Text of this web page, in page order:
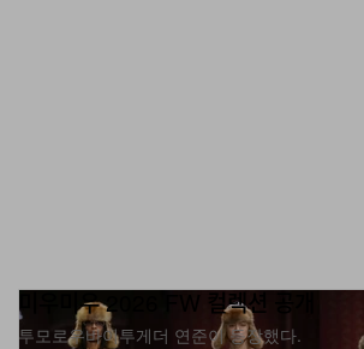
미우미우 2026 FW 컬렉션 공개
투모로우바이투게더 연준이 등장했다.